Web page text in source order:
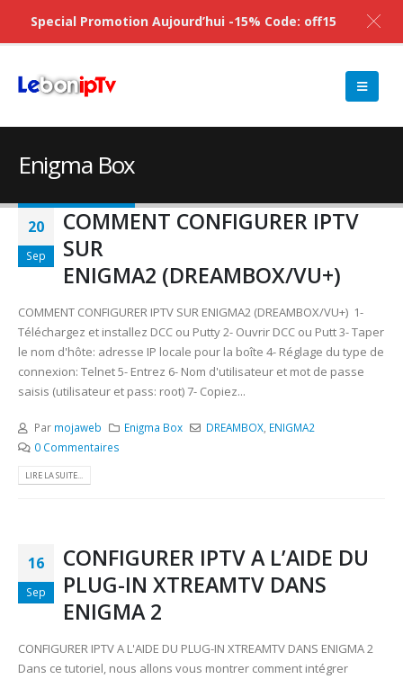
Enigma Box
20
Sep
COMMENT CONFIGURER IPTV
SUR
ENIGMA2 (DREAMBOX/VU+)
COMMENT CONFIGURER IPTV SUR ENIGMA2 (DREAMBOX/VU+) 1-
Téléchargez et installez DCC ou Putty 2- Ouvrir DCC ou Putt 3- Taper
le nom d'hôte: adresse IP locale pour la boîte 4- Réglage du type de
connexion: Telnet 5- Entrez 6- Nom d'utilisateur et mot de passe
saisis (utilisateur et pass: root) 7- Copiez...
Par mojaweb Enigma Box DREAMBOX, ENIGMA2
0 Commentaires
LIRE LA SUITE...
16
Sep
CONFIGURER IPTV A L’AIDE DU
PLUG-IN XTREAMTV DANS
ENIGMA 2
CONFIGURER IPTV A L'AIDE DU PLUG-IN XTREAMTV DANS ENIGMA 2
Dans ce tutoriel, nous allons vous montrer comment intégrer
Special Promotion Aujourd’hui -15% Code: off15